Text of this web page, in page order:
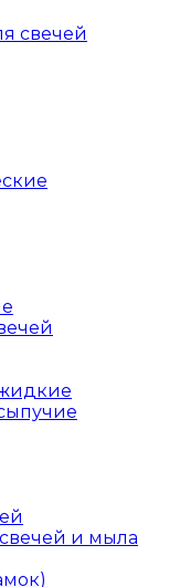
свечей
и мыла